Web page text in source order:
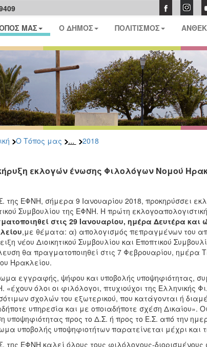
ΜΑΣ Ο ΔΗΜΟΣ ΠΟΛΙΤΙΣΜΟΣ
Ο Τόπος μας ... 2018
εκλογών ένωσης Φιλολόγων Νομού
της ΕΦΝΗ, σήμερα 9 Ιανουαρίου 2018, προκηρύσσει
Συμβουλίου της ΕΦΝΗ. Η πρώτη
στις 29 Ιανουαρίου, ημέρα Δευτέρα
,με θέματα: α) απολογισμός πεπραγμένων του
νέου Διοικητικού Συμβουλίου και Εποπτικού
θα πραγματοποιηθεί στις 7 Φεβρουαρίου, ημέρα
Ηρακλείου.
εγγραφής, ψήφου και υποβολής υποψηφιότητας,
«έχουν όλοι οι φιλόλογοι, πτυχιούχοι της
σχολών του εξωτερικού, που κατάγονται ή
υπηρεσία και με οποιαδήποτε σχέση Δικαίου».
υποψηφιότητας προς το Δ.Σ. ή προς το Ε.Σ. από την
υποβολής υποψηφιοτήτων παρατείνεται μέχρι
της ΕΦΝΗ καλεί όλους τους φιλόλογους-διορισμένους